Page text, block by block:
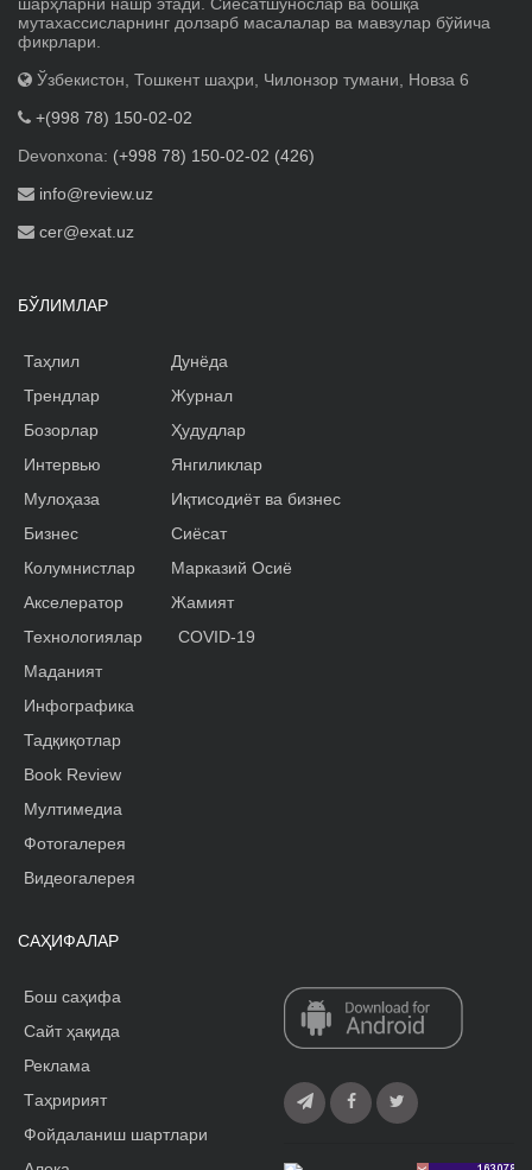
шарҳларни нашр этади. Сиёсатшунослар ва бошқа
мутахассисларнинг долзарб масалалар ва мавзулар бўйича
фикрлари.
Ўзбекистон, Тошкент шаҳри, Чилонзор тумани, Новза 6
+(998 78) 150-02-02
Devonxona: (+998 78) 150-02-02 (426)
info@review.uz
cer@exat.uz
БЎЛИМЛАР
Таҳлил
Трендлар
Бозорлар
Интервью
Мулоҳаза
Бизнес
Колумнистлар
Акселератор
Дунёда
Журнал
Ҳудудлар
Янгиликлар
Иқтисодиёт ва бизнес
Сиёсат
Марказий Осиё
Жамият
Технологиялар
Маданият
Инфографика
Тадқиқотлар
Book Review
Мултимедиа
Фотогалерея
Видеогалерея
COVID-19
САҲИФАЛАР
Бош саҳифа
Сайт ҳақида
Реклама
Tаҳририят
Фойдаланиш шартлари